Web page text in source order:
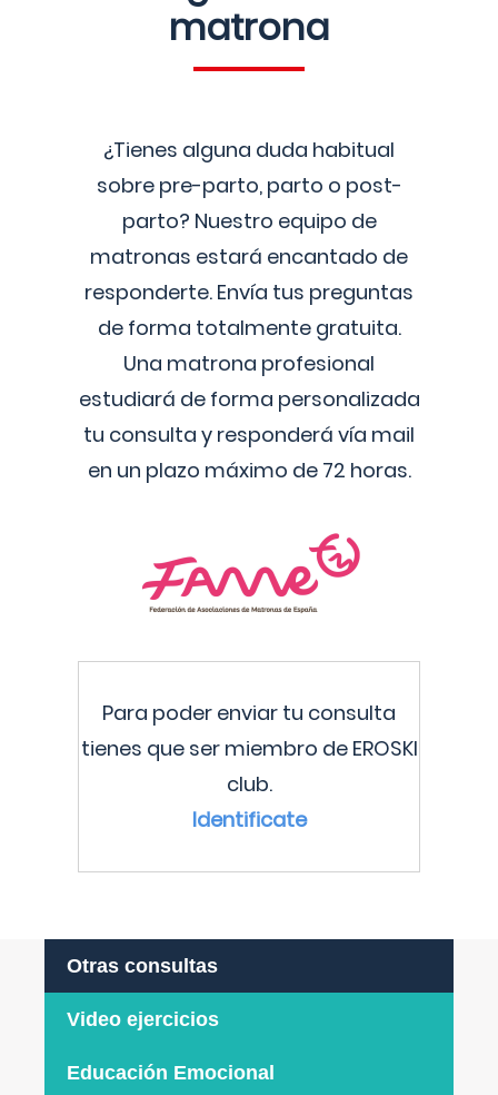
matrona
¿Tienes alguna duda habitual
sobre pre-parto, parto o post-
parto? Nuestro equipo de
matronas estará encantado de
responderte. Envía tus preguntas
de forma totalmente gratuita.
Una matrona profesional
estudiará de forma personalizada
tu consulta y responderá vía mail
en un plazo máximo de 72 horas.
Para poder enviar tu consulta
tienes que ser miembro de EROSKI
club.
Identificate
Otras consultas
Video ejercicios
Educación Emocional